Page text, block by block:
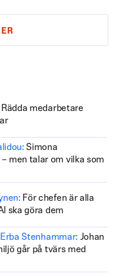
Rädda medarbetare
Simona
men talar om vilka som
För chefen är alla
ska göra dem
Stenhammar: Johan
går på tvärs med